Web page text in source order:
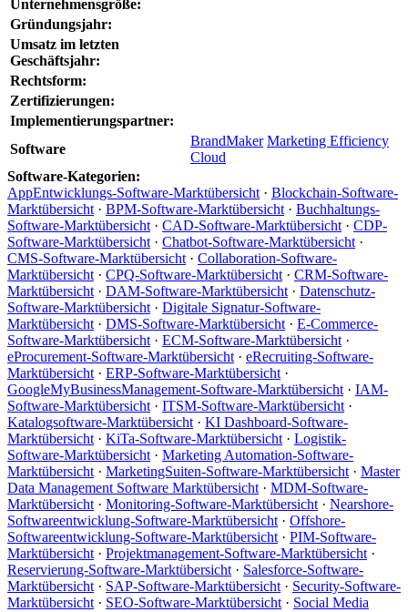
Unternehmensgröße:
Gründungsjahr:
Umsatz im letzten
Geschäftsjahr:
Rechtsform:
Zertifizierungen:
Implementierungspartner:
Software
BrandMaker Marketing Efficiency
Cloud
Software-Kategorien:
AppEntwicklungs-Software-Marktübersicht · Blockchain-Software-
Marktübersicht · BPM-Software-Marktübersicht · Buchhaltungs-
Software-Marktübersicht · CAD-Software-Marktübersicht · CDP-
Software-Marktübersicht · Chatbot-Software-Marktübersicht ·
CMS-Software-Marktübersicht · Collaboration-Software-
Marktübersicht · CPQ-Software-Marktübersicht · CRM-Software-
Marktübersicht · DAM-Software-Marktübersicht · Datenschutz-
Software-Marktübersicht · Digitale Signatur-Software-
Marktübersicht · DMS-Software-Marktübersicht · E-Commerce-
Software-Marktübersicht · ECM-Software-Marktübersicht ·
eProcurement-Software-Marktübersicht · eRecruiting-Software-
Marktübersicht · ERP-Software-Marktübersicht ·
GoogleMyBusinessManagement-Software-Marktübersicht · IAM-
Software-Marktübersicht · ITSM-Software-Marktübersicht ·
Katalogsoftware-Marktübersicht · KI Dashboard-Software-
Marktübersicht · KiTa-Software-Marktübersicht · Logistik-
Software-Marktübersicht · Marketing Automation-Software-
Marktübersicht · MarketingSuiten-Software-Marktübersicht · Master
Data Management Software Marktübersicht · MDM-Software-
Marktübersicht · Monitoring-Software-Marktübersicht · Nearshore-
Softwareentwicklung-Software-Marktübersicht · Offshore-
Softwareentwicklung-Software-Marktübersicht · PIM-Software-
Marktübersicht · Projektmanagement-Software-Marktübersicht ·
Reservierung-Software-Marktübersicht · Salesforce-Software-
Marktübersicht · SAP-Software-Marktübersicht · Security-Software-
Marktübersicht · SEO-Software-Marktübersicht · Social Media